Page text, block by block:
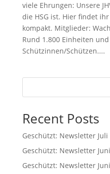
viele Ehrungen: Unsere
die HSG ist. Hier findet
kompakt. Mitglieder:
Rund 1.800 Einheiten
Schützinnen/Schützen....
Recent Posts
Geschützt: Newsletter Juli
Geschützt: Newsletter
Geschützt: Newsletter